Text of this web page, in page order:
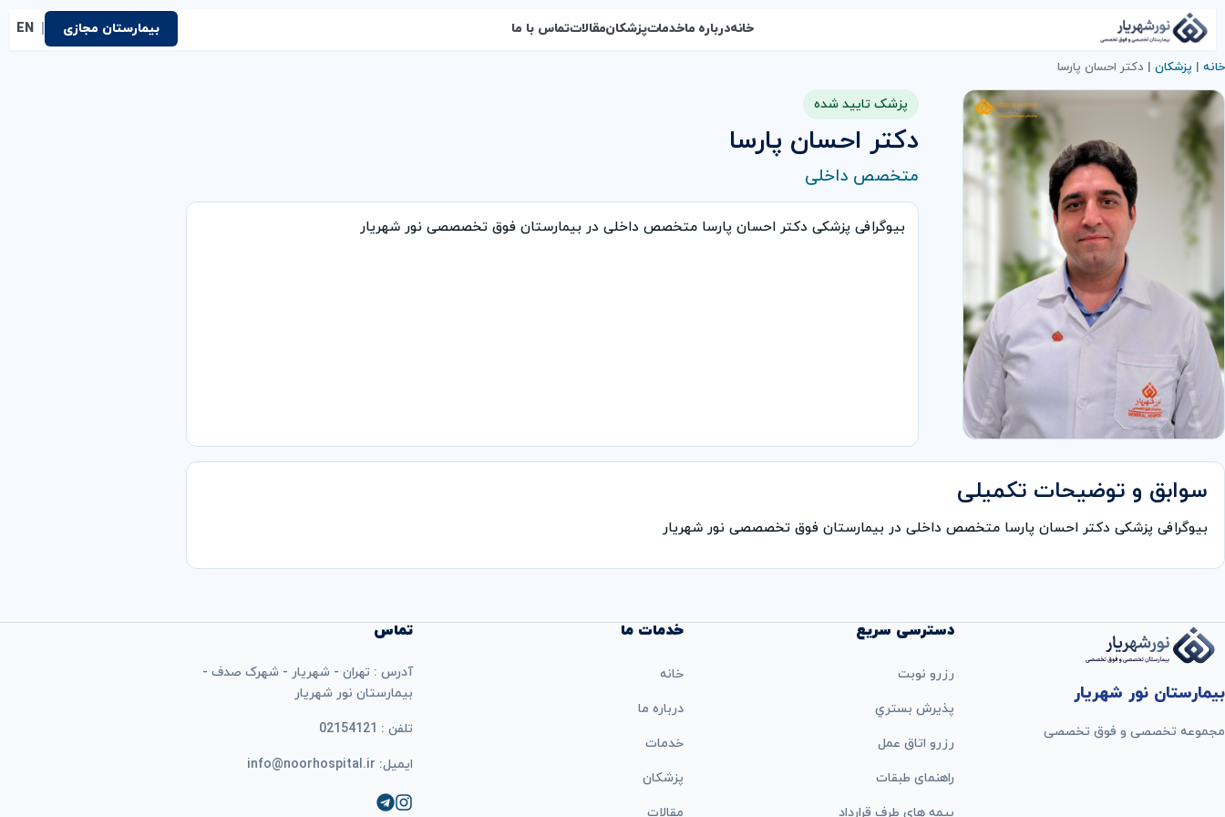
خانهدرباره ماخدماتپزشکانمقالاتتماس با ما بیمارستان مجازی EN
خانه | پزشکان | دکتر احسان پارسا
پزشک تایید شده
دکتر احسان پارسا
متخصص داخلی
بیوگرافی پزشکی دکتر احسان پارسا متخصص داخلی در بیمارستان فوق تخصصصی نور شهریار
سوابق و توضیحات تکمیلی
بیوگرافی پزشکی دکتر احسان پارسا متخصص داخلی در بیمارستان فوق تخصصصی نور شهریار
بیمارستان نور شهریار
مجموعه تخصصی و فوق تخصصی
دسترسی سریع
رزرو نوبت
پذيرش بستري
رزرو اتاق عمل
راهنمای طبقات
بيمه های طرف قرارداد
خدمات ما
خانه
درباره ما
خدمات
پزشکان
مقالات
تماس
آدرس : تهران - شهریار - شهرک صدف -
بیمارستان نور شهریار
تلفن : 02154121
ایمیل: info@noorhospital.ir